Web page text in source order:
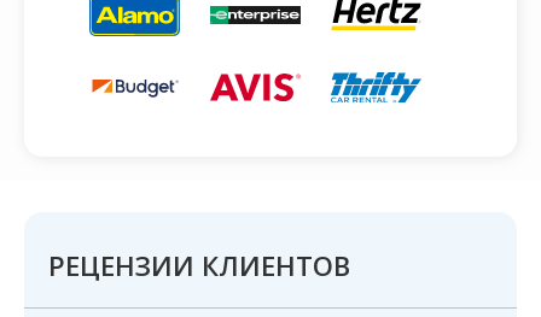
РЕЦЕНЗИИ КЛИЕНТОВ